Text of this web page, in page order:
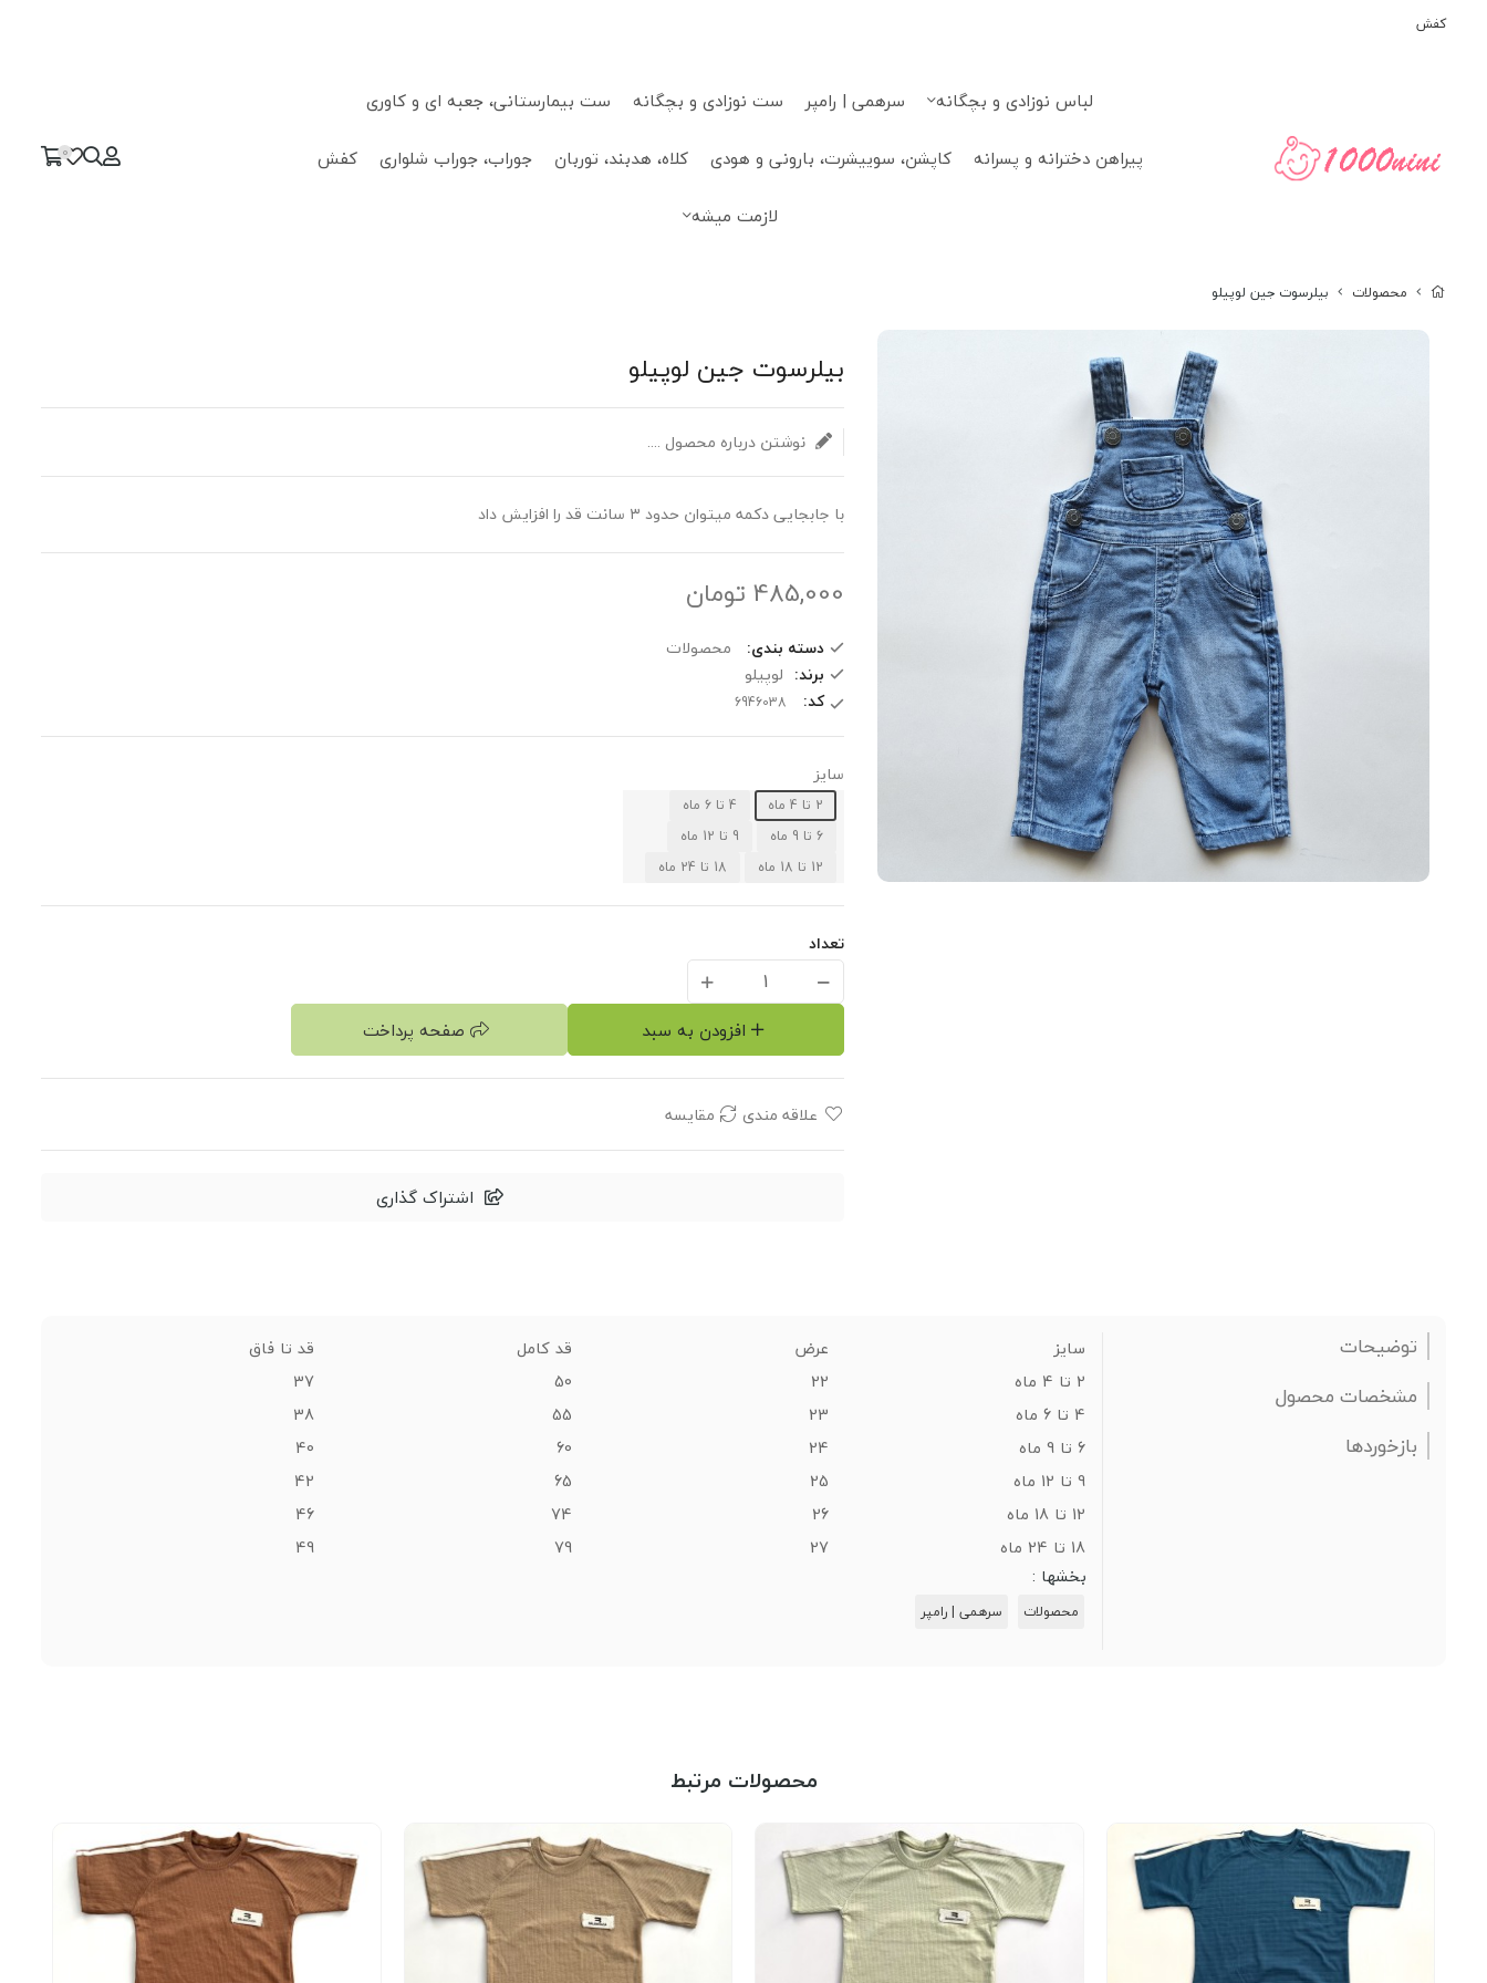
کفش
لباس نوزادی و بچگانه سرهمی | رامپر ست نوزادی و بچگانه
ست بیمارستانی، جعبه ای و کاوری
پیراهن دخترانه و پسرانه
کاپشن، سوییشرت، بارونی و هودی کلاه، هدبند، توربان جوراب، جوراب شلواری
کفش
لازمت میشه
0
محصولات بیلرسوت جین لوپیلو
بیلرسوت جین لوپیلو
نوشتن درباره محصول ....
با جابجایی دکمه میتوان حدود ۳ سانت قد را افزایش داد
485,000 تومان
دسته بندی:
محصولات
برند: لوپیلو
کد:
سایز
2 تا 4 ماه
4 تا 6 ماه
6 تا 9 ماه
9 تا 12 ماه
12 تا 18 ماه
18 تا 24 ماه
تعداد
افزودن به سبد صفحه پرداخت
علاقه مندی مقایسه
اشتراک گذاری
توضیحات
مشخصات محصول
بازخوردها
سایز عرض قد کامل
قد تا فاق
2 تا 4 ماه
22
50
37
4 تا 6 ماه
23
55
38
6 تا 9 ماه
24
60
40
9 تا 12 ماه
25
65
42
12 تا 18 ماه
26
74
46
18 تا 24 ماه
27
79
49
بخشها :
محصولات سرهمی | رامپر
محصولات مرتبط